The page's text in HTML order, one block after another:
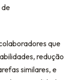
que
redução
similares, e